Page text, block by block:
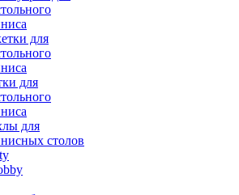
для
для
для
столов